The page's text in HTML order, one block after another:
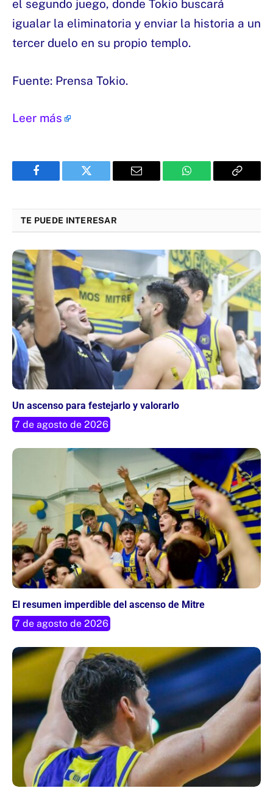
el segundo juego, donde Tokio buscará
igualar la eliminatoria y enviar la historia a un
tercer duelo en su propio templo.
Fuente: Prensa Tokio.
Leer más
Facebook Twitter Email WhatsApp Copy
TE PUEDE INTERESAR
Un ascenso para festejarlo y valorarlo
7 de agosto de 2026
El resumen imperdible del ascenso de Mitre
7 de agosto de 2026